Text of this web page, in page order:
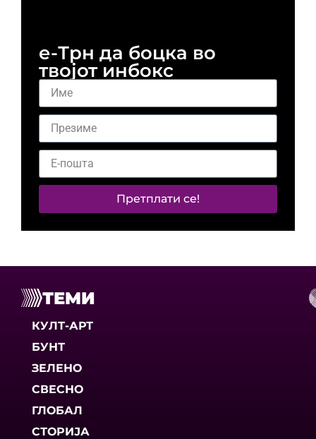
е-Трн да боцка во
твојот инбокс
Претплати се!
ТЕМИ
КУЛТ-АРТ
БУНТ
ЗЕЛЕНО
СВЕСНО
ГЛОБАЛ
СТОРИЈА